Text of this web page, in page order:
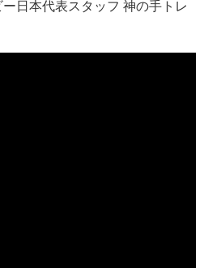
日本代表スタッフ 神の手トレ